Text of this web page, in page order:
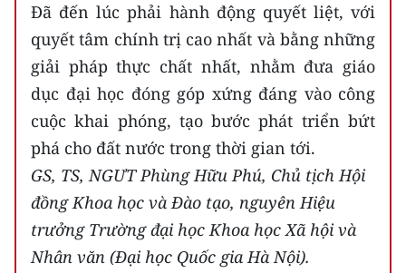
Đã đến lúc phải hành động quyết liệt, với
quyết tâm chính trị cao nhất và bằng những
giải pháp thực chất nhất, nhằm đưa giáo
dục đại học đóng góp xứng đáng vào công
cuộc khai phóng, tạo bước phát triển bứt
phá cho đất nước trong thời gian tới.
GS, TS, NGƯT Phùng Hữu Phú, Chủ tịch Hội
đồng Khoa học và Đào tạo, nguyên Hiệu
trưởng Trường đại học Khoa học Xã hội và
Nhân văn (Đại học Quốc gia Hà Nội).